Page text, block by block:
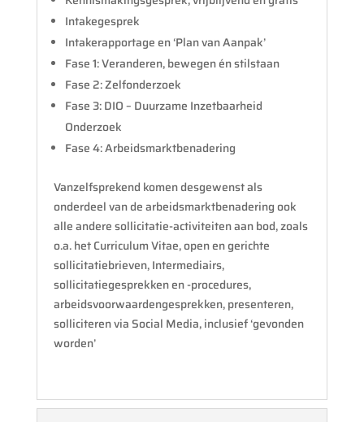
Intakegesprek
Intakerapportage en ‘Plan van Aanpak’
Fase 1: Veranderen, bewegen én stilstaan
Fase 2: Zelfonderzoek
Fase 3: DIO – Duurzame Inzetbaarheid
Onderzoek
Fase 4: Arbeidsmarktbenadering
Vanzelfsprekend komen desgewenst als
onderdeel van de arbeidsmarktbenadering ook
alle andere sollicitatie-activiteiten aan bod, zoals
o.a. het Curriculum Vitae, open en gerichte
sollicitatiebrieven, Intermediairs,
sollicitatiegesprekken en -procedures,
arbeidsvoorwaardengesprekken, presenteren,
solliciteren via Social Media, inclusief ‘gevonden
worden’